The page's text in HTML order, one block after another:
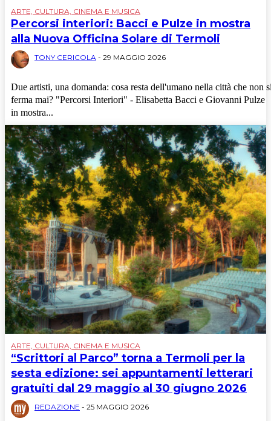
ARTE, CULTURA, CINEMA E MUSICA
Percorsi interiori: Bacci e Pulze in mostra
alla Nuova Officina Solare di Termoli
TONY CERICOLA - 29 MAGGIO 2026
Due artisti, una domanda: cosa resta dell'umano nella città che non
ferma mai? "Percorsi Interiori" - Elisabetta Bacci e Giovanni Pulze
in mostra...
ARTE, CULTURA, CINEMA E MUSICA
“Scrittori al Parco” torna a Termoli per la
sesta edizione: sei appuntamenti letterari
gratuiti dal 29 maggio al 30 giugno 2026
REDAZIONE - 25 MAGGIO 2026